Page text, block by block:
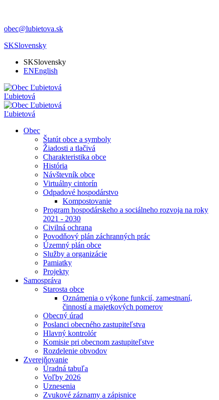
obec@lubietova.sk
SKSlovensky
SKSlovensky
ENEnglish
Ľubietová
Ľubietová
Obec
Štatút obce a symboly
Žiadosti a tlačivá
Charakteristika obce
História
Návštevník obce
Virtuálny cintorín
Odpadové hospodárstvo
Kompostovanie
Program hospodárskeho a sociálneho rozvoja na roky
2021 - 2030
Civilná ochrana
Povodňový plán záchranných prác
Územný plán obce
Služby a organizácie
Pamiatky
Projekty
Samospráva
Starosta obce
Oznámenia o výkone funkcií, zamestnaní,
činností a majetkových pomerov
Obecný úrad
Poslanci obecného zastupiteľstva
Hlavný kontrolór
Komisie pri obecnom zastupiteľstve
Rozdelenie obvodov
Zverejňovanie
Úradná tabuľa
Voľby 2026
Uznesenia
Zvukové záznamy a zápisnice